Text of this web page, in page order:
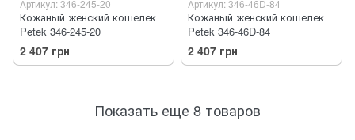
Артикул: 346-245-20
Кожаный женский кошелек
Petek 346-245-20
2 407 грн
Артикул: 346-46D-84
Кожаный женский кошелек
Petek 346-46D-84
2 407 грн
Показать еще 8 товаров